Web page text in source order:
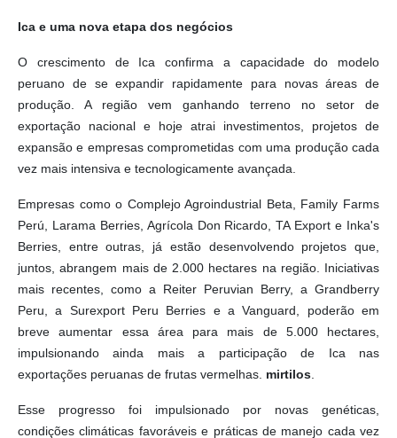
Ica e uma nova etapa dos negócios
O crescimento de Ica confirma a capacidade do modelo
peruano de se expandir rapidamente para novas áreas de
produção. A região vem ganhando terreno no setor de
exportação nacional e hoje atrai investimentos, projetos de
expansão e empresas comprometidas com uma produção cada
vez mais intensiva e tecnologicamente avançada.
Empresas como o Complejo Agroindustrial Beta, Family Farms
Perú, Larama Berries, Agrícola Don Ricardo, TA Export e Inka's
Berries, entre outras, já estão desenvolvendo projetos que,
juntos, abrangem mais de 2.000 hectares na região. Iniciativas
mais recentes, como a Reiter Peruvian Berry, a Grandberry
Peru, a Surexport Peru Berries e a Vanguard, poderão em
breve aumentar essa área para mais de 5.000 hectares,
impulsionando ainda mais a participação de Ica nas
exportações peruanas de frutas vermelhas. mirtilos
Esse progresso foi impulsionado por novas genéticas,
condições climáticas favoráveis ​​e práticas de manejo cada vez